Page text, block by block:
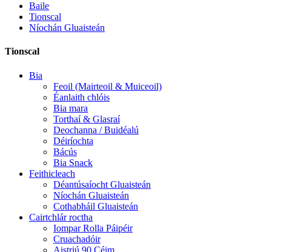
Baile
Tionscal
Níochán Gluaisteán
Tionscal
Bia
Feoil (Mairteoil & Muiceoil)
Éanlaith chlóis
Bia mara
Torthaí & Glasraí
Deochanna / Buidéalú
Déiríochta
Bácús
Bia Snack
Feithicleach
Déantúsaíocht Gluaisteán
Níochán Gluaisteán
Cothabháil Gluaisteán
Cairtchlár roctha
Iompar Rolla Páipéir
Cruachadóir
Aistriú 90 Céim